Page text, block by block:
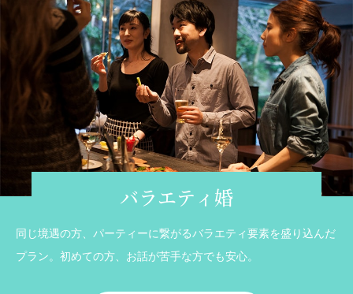
バラエティ婚
同じ境遇の方、パーティーに繋がるバラエティ要素を盛り込んだ
プラン。初めての方、お話が苦手な方でも安心。